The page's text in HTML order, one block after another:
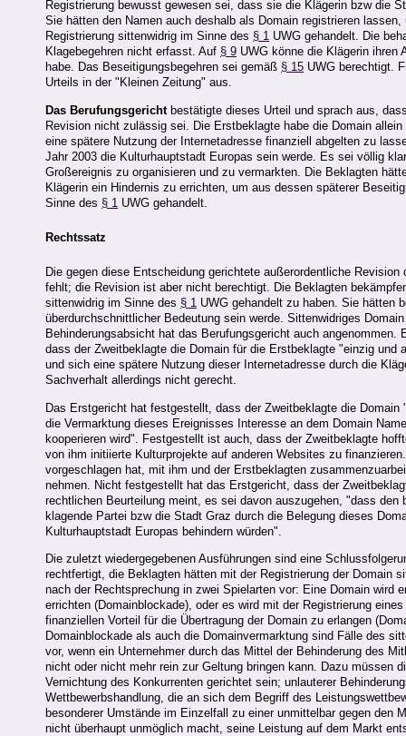
Registrierung bewusst gewesen sei, dass sie die Klägerin bzw die
Sie hätten den Namen auch deshalb als Domain registrieren
Registrierung sittenwidrig im Sinne des § 1 UWG gehandelt. Die
Klagebegehren nicht erfasst. Auf § 9 UWG könne die Klägerin
habe. Das Beseitigungsbegehren sei gemäß § 15 UWG berechtigt.
Urteils in der "Kleinen Zeitung" aus.
Das Berufungsgericht bestätigte dieses Urteil und sprach aus,
Revision nicht zulässig sei. Die Erstbeklagte habe die Domain
eine spätere Nutzung der Internetadresse finanziell abgelten zu
Jahr 2003 die Kulturhauptstadt Europas sein werde. Es sei völlig
Großereignis zu organisieren und zu vermarkten. Die Beklagten
Klägerin ein Hindernis zu errichten, um aus dessen späterer
Sinne des § 1 UWG gehandelt.
Rechtssatz
Die gegen diese Entscheidung gerichtete außerordentliche
fehlt; die Revision ist aber nicht berechtigt. Die Beklagten
sittenwidrig im Sinne des § 1 UWG gehandelt zu haben. Sie hätten
überdurchschnittlicher Bedeutung sein werde. Sittenwidriges
Behinderungsabsicht hat das Berufungsgericht auch
dass der Zweitbeklagte die Domain für die Erstbeklagte "einzig
und sich eine spätere Nutzung dieser Internetadresse durch die
Sachverhalt allerdings nicht gerecht.
Das Erstgericht hat festgestellt, dass der Zweitbeklagte die
die Vermarktung dieses Ereignisses Interesse an dem Domain
kooperieren wird". Festgestellt ist auch, dass der Zweitbeklagte
von ihm initiierte Kulturprojekte auf anderen Websites zu
vorgeschlagen hat, mit ihm und der Erstbeklagten
nehmen. Nicht festgestellt hat das Erstgericht, dass der
rechtlichen Beurteilung meint, es sei davon auszugehen, "dass
klagende Partei bzw die Stadt Graz durch die Belegung dieses
Kulturhauptstadt Europas behindern würden".
Die zuletzt wiedergegebenen Ausführungen sind eine
rechtfertigt, die Beklagten hätten mit der Registrierung der Domain
nach der Rechtsprechung in zwei Spielarten vor: Eine Domain wird
errichten (Domainblockade), oder es wird mit der Registrierung
finanziellen Vorteil für die Übertragung der Domain zu erlangen
Domainblockade als auch die Domainvermarktung sind Fälle des
vor, wenn ein Unternehmer durch das Mittel der Behinderung des
nicht oder nicht mehr rein zur Geltung bringen kann. Dazu müssen
Vernichtung des Konkurrenten gerichtet sein; unlauterer
Wettbewerbshandlung, die an sich dem Begriff des
besonderer Umstände im Einzelfall zu einer unmittelbar gegen den
nicht überhaupt unmöglich macht, seine Leistung auf dem Markt